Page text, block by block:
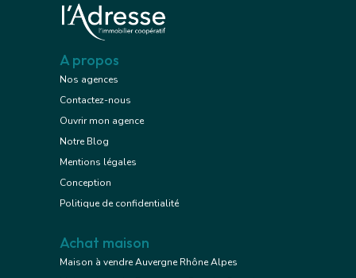
A propos
Nos agences
Contactez-nous
Ouvrir mon agence
Notre Blog
Mentions légales
Conception
Politique de confidentialité
Achat maison
Maison à vendre Auvergne Rhône Alpes